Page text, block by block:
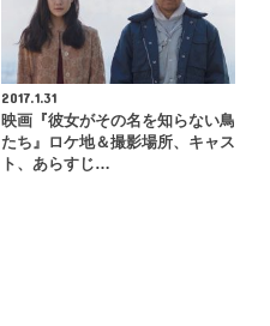
2017.1.31
映画『彼女がその名を知らない鳥
たち』ロケ地＆撮影場所、キャス
ト、あらすじ…